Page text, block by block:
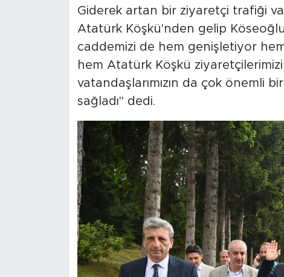
Giderek artan bir ziyaretçi trafiği
Atatürk Köşkü'nden gelip
caddemizi de hem genişletiyor
hem Atatürk Köşkü
vatandaşlarımızın da çok önemli
sağladı" dedi.